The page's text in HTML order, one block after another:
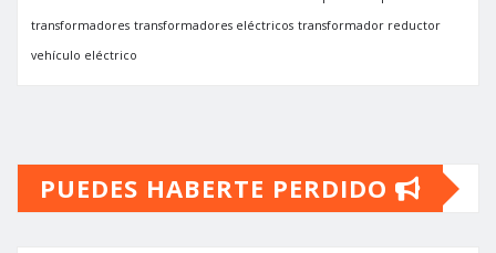
transformadores transformadores eléctricos transformador reductor
vehículo eléctrico
PUEDES HABERTE PERDIDO